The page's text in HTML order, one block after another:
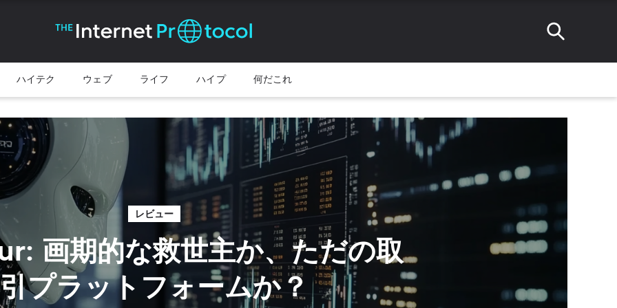
ハイテク ウェブ ライフ ハイプ 何だこれ
レビュー
画期的な救世主か、ただの取
引プラットフォームか？